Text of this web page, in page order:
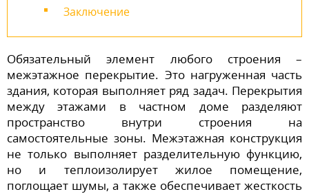
Заключение
Обязательный элемент любого строения –
межэтажное перекрытие. Это нагруженная часть
здания, которая выполняет ряд задач. Перекрытия
между этажами в частном доме разделяют
пространство внутри строения на
самостоятельные зоны. Межэтажная конструкция
не только выполняет разделительную функцию,
но и теплоизолирует жилое помещение,
поглощает шумы, а также обеспечивает жесткость